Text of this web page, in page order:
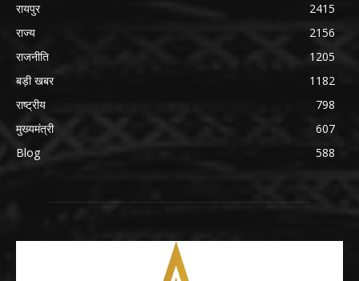
रायपुर
2415
राज्य
2156
राजनीति
1205
बड़ी खबर
1182
राष्ट्रीय
798
मुख्यमंत्री
607
Blog
588